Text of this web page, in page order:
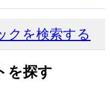
クを検索する
を探す